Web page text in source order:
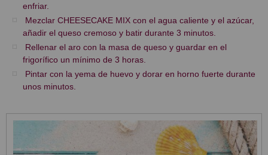
enfriar.
Mezclar CHEESECAKE MIX con el agua caliente y el azúcar,
añadir el queso cremoso y batir durante 3 minutos.
Rellenar el aro con la masa de queso y guardar en el
frigorífico un mínimo de 3 horas.
Pintar con la yema de huevo y dorar en horno fuerte durante
unos minutos.